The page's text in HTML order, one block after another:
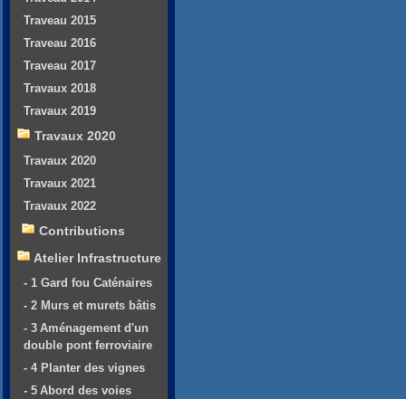
Traveau 2015
Traveau 2016
Traveau 2017
Travaux 2018
Travaux 2019
Travaux 2020
Travaux 2020
Travaux 2021
Travaux 2022
Contributions
Atelier Infrastructure
- 1 Gard fou Caténaires
- 2 Murs et murets bâtis
- 3 Aménagement d'un
double pont ferroviaire
- 4 Planter des vignes
- 5 Abord des voies